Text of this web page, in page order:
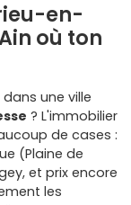
en-
où ton
une ville
? L'immobilier
de cases :
(Plaine de
et prix encore
les